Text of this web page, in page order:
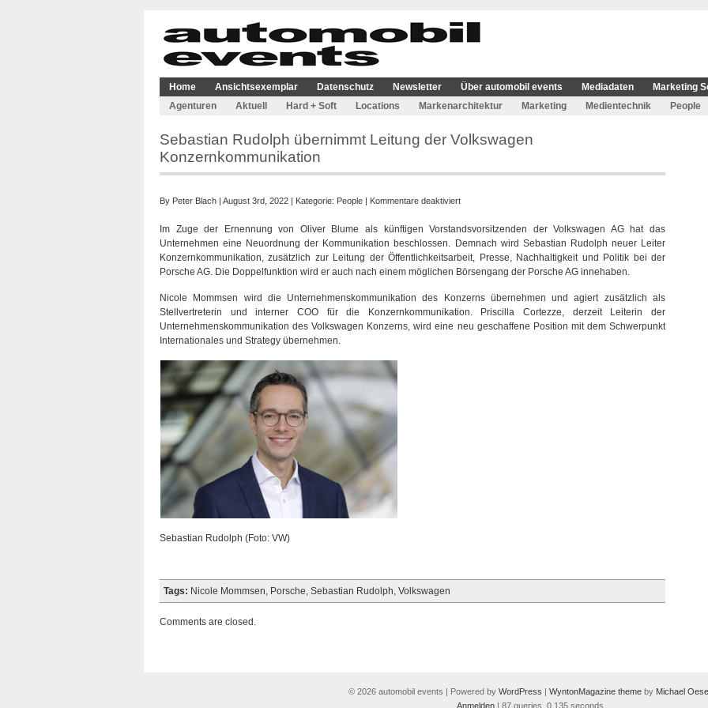
Home Ansichtsexemplar Datenschutz Newsletter Über automobil events Mediadaten
Marketing
Agenturen
Aktuell Hard + Soft Locations Markenarchitektur Marketing Medientechnik People
Sebastian Rudolph übernimmt Leitung der Volkswagen
Konzernkommunikation
By Peter Blach | August 3rd, 2022 | Kategorie: People | Kommentare deaktiviertfür
Rudolph
übernimmt
Leitung
der
Konzernkommunikation
Im Zuge der Ernennung von Oliver Blume als künftigen Vorstandsvorsitzenden der Volkswagen AG hat das
Unternehmen eine Neuordnung der Kommunikation beschlossen. Demnach wird Sebastian Rudolph neuer Leiter
Konzernkommunikation, zusätzlich zur Leitung der Öffentlichkeitsarbeit, Presse, Nachhaltigkeit und Politik bei der
Porsche AG. Die Doppelfunktion wird er auch nach einem möglichen Börsengang der Porsche AG innehaben.
Nicole Mommsen wird die Unternehmenskommunikation des Konzerns übernehmen und agiert zusätzlich als
Stellvertreterin und interner COO für die Konzernkommunikation. Priscilla Cortezze, derzeit Leiterin der
Unternehmenskommunikation des Volkswagen Konzerns, wird eine neu geschaffene Position mit dem Schwerpunkt
Internationales und Strategy übernehmen.
Sebastian Rudolph (Foto: VW)
Tags: Nicole Mommsen, Porsche, Sebastian Rudolph, Volkswagen
Comments are closed.
© 2026 automobil events | Powered by WordPress | WyntonMagazine theme by Michael
Anmelden| 87 queries. 0,135 seconds.